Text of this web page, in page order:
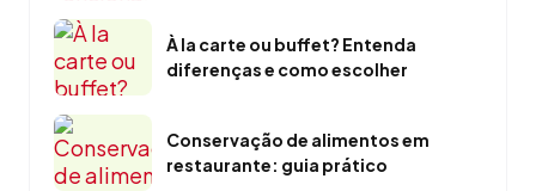
À la carte ou buffet? Entenda
diferenças e como escolher
Conservação de alimentos em
restaurante: guia prático